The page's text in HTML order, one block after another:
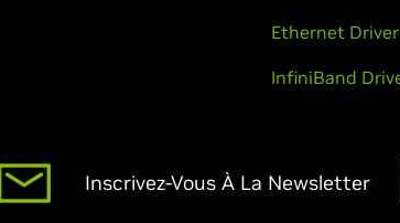
Ethernet
InfiniBand
Inscrivez-Vous À La Newsletter